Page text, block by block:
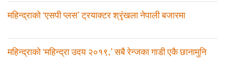
महिन्द्राको ‘एसपी प्लस’ ट्रयाक्टर श्रृंखला नेपाली बजारमा
महिन्द्राको ‘महिन्द्रा उदय २०१९,’ सबै रेन्जका गाडी एकै छानामुनि